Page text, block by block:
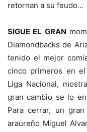
retornan a su feudo…
SIGUE EL GRAN
Diamondbacks de
tenido el mejor
cinco primeros en
Liga Nacional,
gran cambio se lo
Para cerrar, un
araureño Miguel